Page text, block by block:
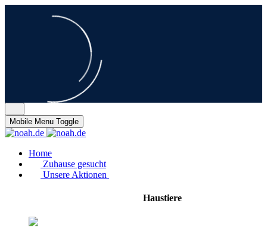
Mobile Menu Toggle
Home
Zuhause gesucht
Unsere Aktionen
Haustiere